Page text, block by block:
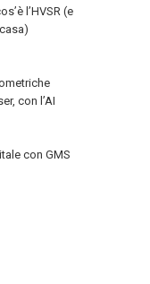
l’HVSR (e
con l’AI
con GMS